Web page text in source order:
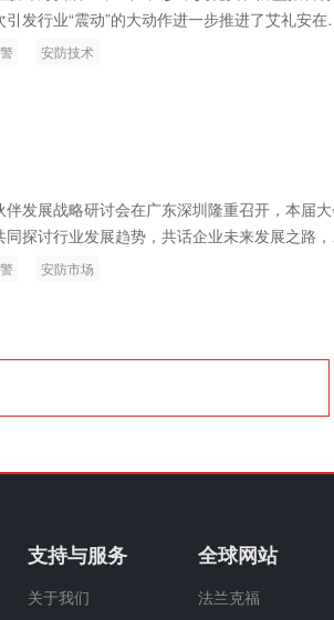
发行业“震动”的大动作进一步推进了艾礼安在
朝着更远的国际之路快速发展。
安防技术
发展战略研讨会在广东深圳隆重召开，本届
探讨行业发展趋势，共话企业未来发展之路
安防市场
支持与服务
关于我们
全球网站
法兰克福